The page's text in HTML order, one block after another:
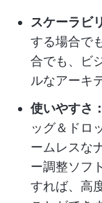
スケーラビ
する場合で
合でも、ビ
ルなアーキ
使いやすさ：
ッグ＆ドロ
ームレスな
ー調整ソフ
すれば、高